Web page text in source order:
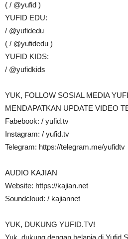
( / @yufid )
YUFID EDU:
/ @yufidedu
( / @yufidedu )
YUFID KIDS:
/ @yufidkids
YUK, FOLLOW SOSIAL MEDIA
MENDAPATKAN UPDATE VIDEO
Fabebook: / yufid.tv
Instagram: / yufid.tv
Telegram: https://telegram.me/yufidtv
AUDIO KAJIAN
Website: https://kajian.net
Soundcloud: / kajiannet
YUK, DUKUNG YUFID.TV!
Yuk, dukung dengan belanja di Yufid